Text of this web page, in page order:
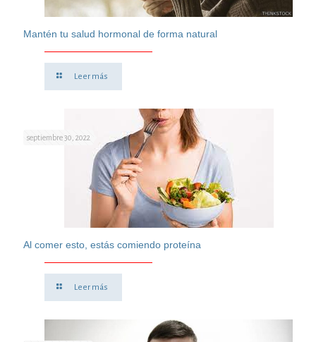
Mantén tu salud hormonal de forma natural
Leer más
septiembre 30, 2022
Al comer esto, estás comiendo proteína
Leer más